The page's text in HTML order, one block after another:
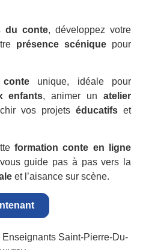
du conte, développez votre
présence scénique pour
unique, idéale pour
enfants, animer unatelier
vos projets éducatifset
formation conte en ligne
vous guide pas à pas vers la
et l’aisance sur scène.